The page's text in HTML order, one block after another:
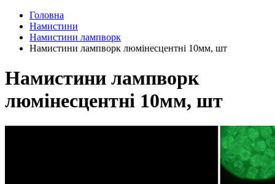
Головна
Намистини
Намистини лампворк
Намистини лампворк люмінесцентні 10мм, шт
Намистини лампворк
люмінесцентні 10мм, шт